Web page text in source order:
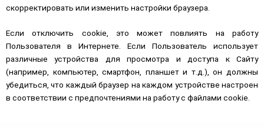
скорректировать или изменить настройки браузера.
Если отключить cookie, это может повлиять на работу
Пользователя в Интернете. Если Пользователь использует
различные устройства для просмотра и доступа к Сайту
(например, компьютер, смартфон, планшет и т.д.), он должны
убедиться, что каждый браузер на каждом устройстве настроен
в соответствии с предпочтениями на работу с файлами cookie.